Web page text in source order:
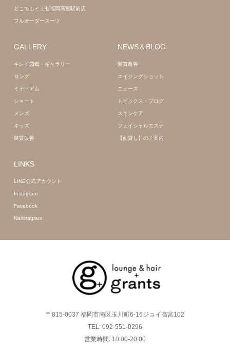
どこでもミュゼ福岡高宮駅前店
フルオーダースーツ
GALLERY
キレイ図鑑・ギャラリー
ロング
ミディアム
ショート
メンズ
キッズ
髪質改善
NEWS＆BLOG
髪質改善
エイジングショット
ニュース
トピックス・ブログ
スキンケア
フェイシャルエステ
【面貸し】のご案内
LINKS
LINE公式アカウント
Instagram
Facebook
Naristagram
〒815-0037 福岡市南区玉川町6-16ジョイ高宮102
TEL: 092-551-0296
営業時間: 10:00-20:00